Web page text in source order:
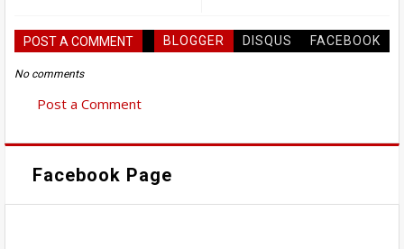
POST A COMMENT BLOGGER DISQUS FACEBOOK
No comments
Post a Comment
Facebook Page